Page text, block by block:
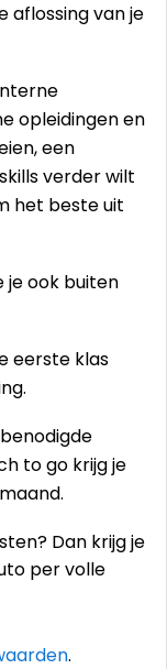
aflossing van je
opleidingen en
een
verder wilt
het beste uit
ook buiten
eerste klas
to go krijg je
Dan krijg je
per volle
.